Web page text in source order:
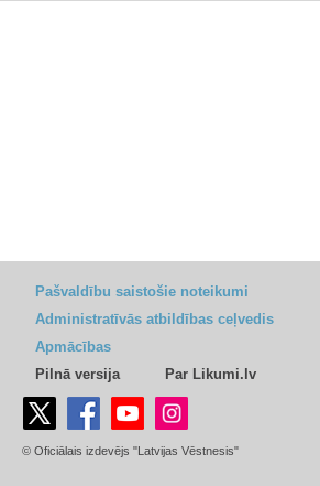
Pašvaldību saistošie noteikumi
Administratīvās atbildības ceļvedis
Apmācības
Pilnā versija
Par Likumi.lv
© Oficiālais izdevējs "Latvijas Vēstnesis"